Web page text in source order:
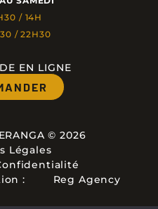
/ 14H
/ 22H30
EN LIGNE
©2026
Légales
:
Reg Agency